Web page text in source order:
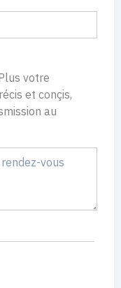
votre
et conçis,
au